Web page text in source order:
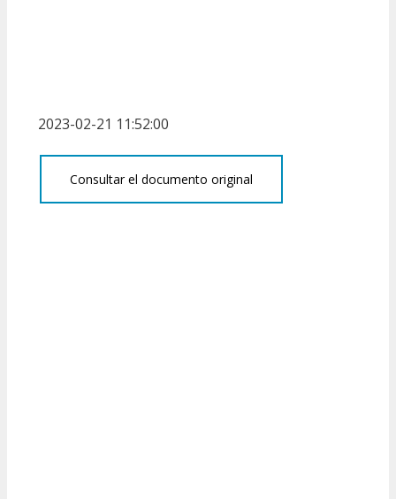
2023-02-21 11:52:00
Consultar el documento original